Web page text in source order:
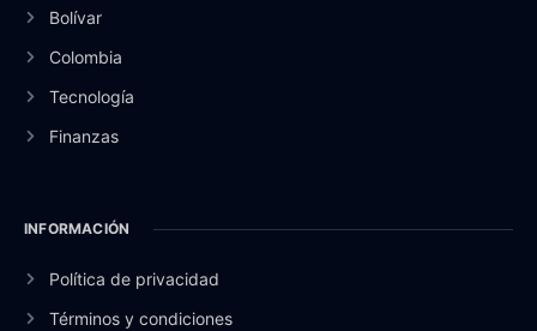
Bolívar
Colombia
Tecnología
Finanzas
INFORMACIÓN
Política de privacidad
Términos y condiciones